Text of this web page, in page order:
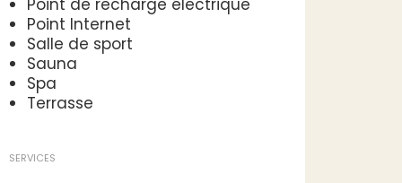
Point de recharge électrique
Point Internet
Salle de sport
Sauna
Spa
Terrasse
SERVICES